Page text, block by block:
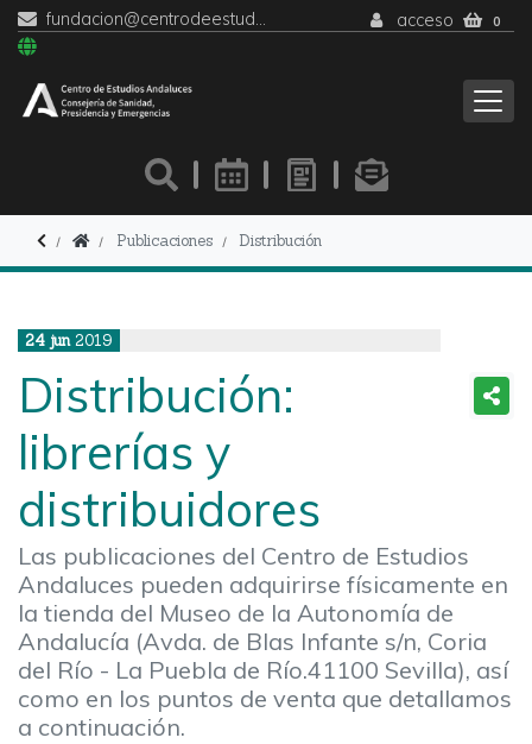
fundacion@centrodeestudiosandaluces.es acceso 0
Publicaciones Distribución
24 jun 2019
Distribución:
librerías y
distribuidores
Las publicaciones del Centro de Estudios
Andaluces pueden adquirirse físicamente en
la tienda del Museo de la Autonomía de
Andalucía (Avda. de Blas Infante s/n, Coria
del Río - La Puebla de Río.41100 Sevilla), así
como en los puntos de venta que detallamos
a continuación.